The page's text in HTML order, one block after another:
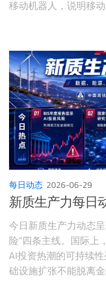
移动机器人，说明移
署的门槛；Epson、
说明，Physical AI规
Automation.com关于
地不仅靠传感器数据
决策转化为可用数据
每日动态 2026-06-29
新质生产力每日
今日新质生产力动态
险”四条主线。国际上
AI投资热潮的可持续
础设施扩张不能脱离